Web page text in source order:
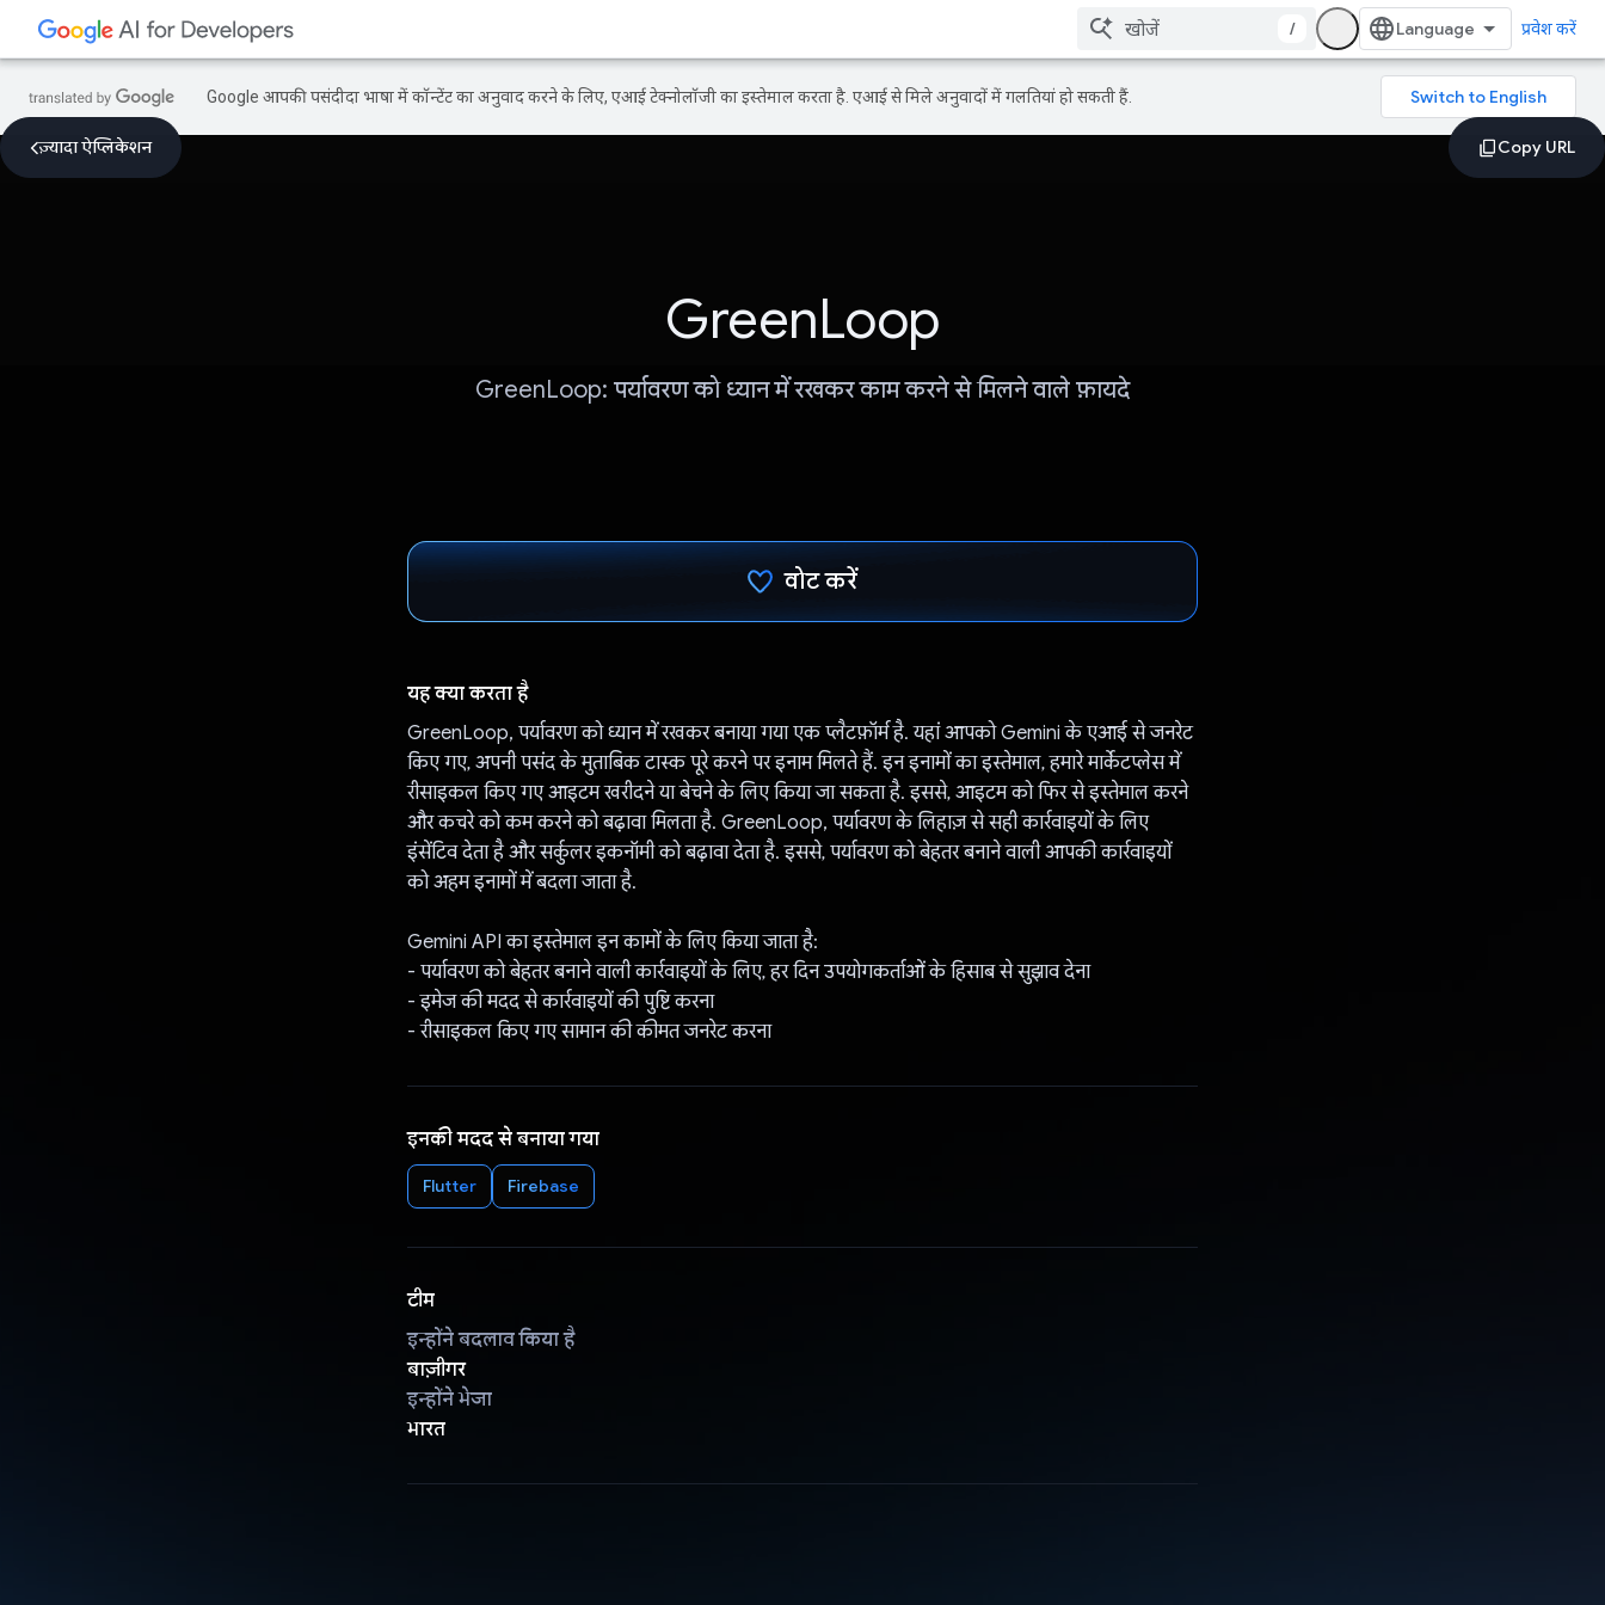
/ प्रवेश करें
Google आपकी पसंदीदा भाषा में कॉन्टेंट का अनुवाद करने के लिए, एआई टेक्नोलॉजी का इस्तेमाल करता है. एआई से मिले अनुवादों में गलतियां हो सकती हैं.
ज़्यादा ऐप्लिकेशन
GreenLoop
GreenLoop: पर्यावरण को ध्यान में रखकर काम करने से मिलने वाले फ़ायदे
वोट करें
यह क्या करता है
GreenLoop, पर्यावरण को ध्यान में रखकर बनाया गया एक प्लैटफ़ॉर्म है. यहां आपको Gemini के एआई से जनरेट
किए गए, अपनी पसंद के मुताबिक टास्क पूरे करने पर इनाम मिलते हैं. इन इनामों का इस्तेमाल, हमारे मार्केटप्लेस में
रीसाइकल किए गए आइटम खरीदने या बेचने के लिए किया जा सकता है. इससे, आइटम को फिर से इस्तेमाल करने
और कचरे को कम करने को बढ़ावा मिलता है. GreenLoop, पर्यावरण के लिहाज़ से सही कार्रवाइयों के लिए
इंसेंटिव देता है और सर्कुलर इकनॉमी को बढ़ावा देता है. इससे, पर्यावरण को बेहतर बनाने वाली आपकी कार्रवाइयों
को अहम इनामों में बदला जाता है.
Gemini API का इस्तेमाल इन कामों के लिए किया जाता है:
- पर्यावरण को बेहतर बनाने वाली कार्रवाइयों के लिए, हर दिन उपयोगकर्ताओं के हिसाब से सुझाव देना
- इमेज की मदद से कार्रवाइयों की पुष्टि करना
- रीसाइकल किए गए सामान की कीमत जनरेट करना
इनकी मदद से बनाया गया
Flutter Firebase
टीम
इन्होंने बदलाव किया है
बाज़ीगर
इन्होंने भेजा
भारत